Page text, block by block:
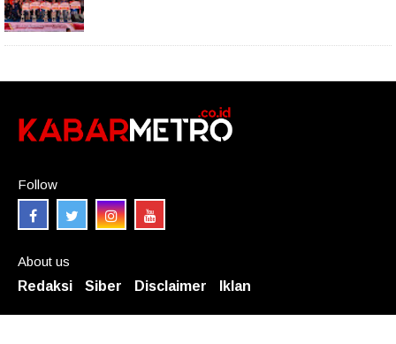
Follow
About us
Redaksi
Siber Disclaimer Iklan